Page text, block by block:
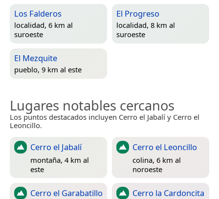
Los Falderos
localidad, 6 km al
suroeste
El Progreso
localidad, 8 km al
suroeste
El Mezquite
pueblo, 9 km al este
Lugares notables cercanos
Los puntos destacados incluyen Cerro el Jabalí y Cerro el
Leoncillo.
Cerro el Jabalí
montaña, 4 km al
este
Cerro el Leoncillo
colina, 6 km al
noroeste
Cerro el Garabatillo Cerro la Cardoncita